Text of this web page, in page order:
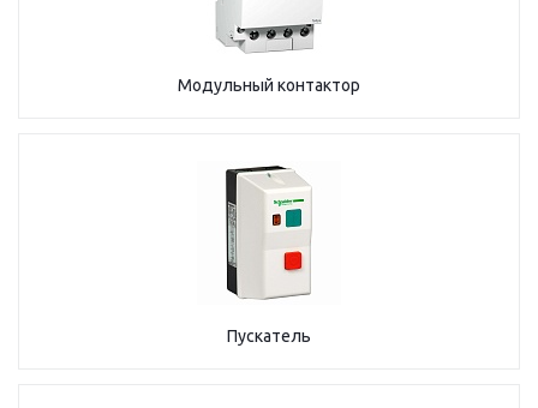
Модульный контактор
Пускатель